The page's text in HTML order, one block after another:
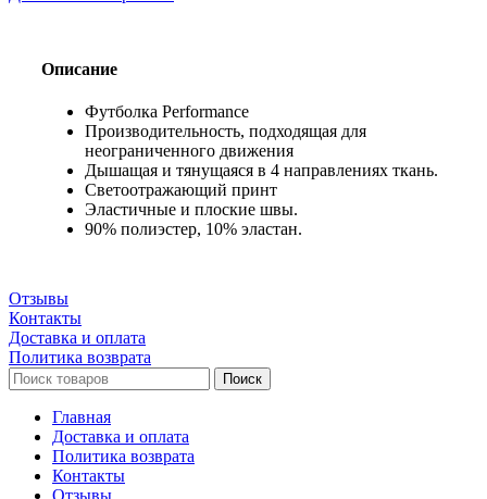
Performance
меланжевая
Описание
Футболка Performance
Производительность, подходящая для
неограниченного движения
Дышащая и тянущаяся в 4 направлениях ткань.
Светоотражающий принт
Эластичные и плоские швы.
90% полиэстер, 10% эластан.
Отзывы
Контакты
Доставка и оплата
Политика возврата
Поиск
Главная
Доставка и оплата
Политика возврата
Контакты
Отзывы